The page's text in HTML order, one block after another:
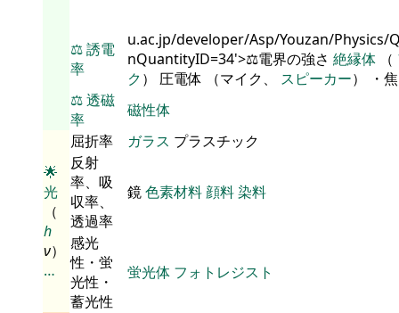
⚖️誘電
率
u.ac.jp/developer/Asp/Youzan/Physics/
nQuantityID=34'>⚖️電界の強さ 絶縁体 （
ク） 圧電体 （マイク、 スピーカー） ・
⚖️透磁
率
磁性体
🌟
光
（
h
ν）
…
屈折率 ガラス プラスチック
反射
率、吸
収率、
透過率
鏡色素材料 顔料染料
感光
性・蛍
光性・
蓄光性
蛍光体 フォトレジスト